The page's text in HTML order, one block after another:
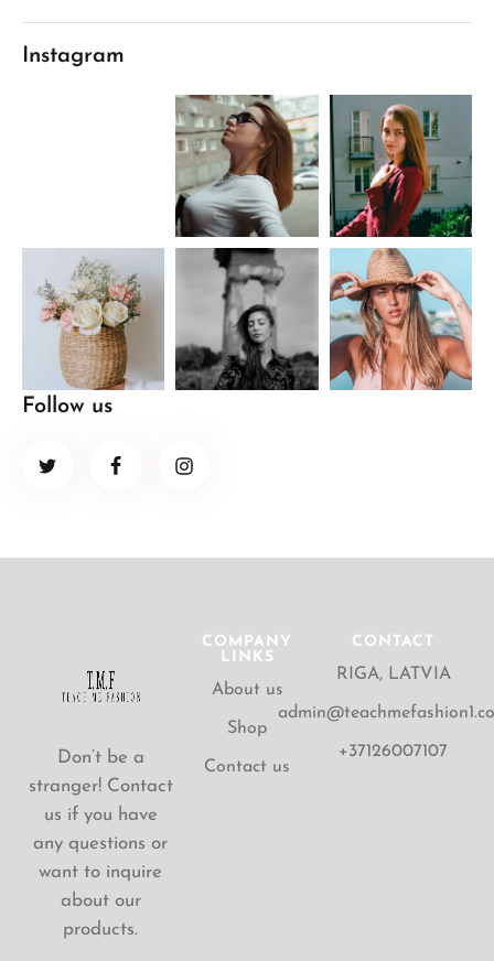
Instagram
Follow us
Don’t be a
stranger! Contact
us if you have
any questions or
want to inquire
about our
products.
COMPANY
LINKS
About us
Shop
Contact us
CONTACT
RIGA, LATVIA
+37126007107